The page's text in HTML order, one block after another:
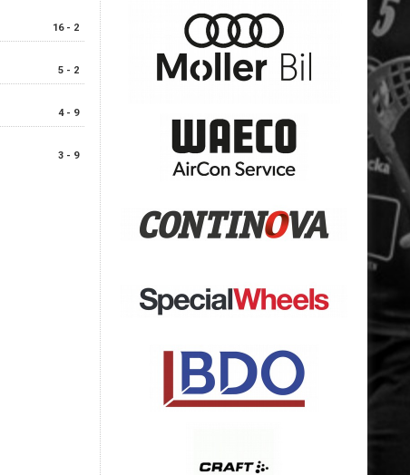
16 - 2
5 - 2
4 - 9
3 - 9